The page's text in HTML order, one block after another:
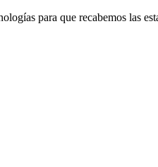
para que recabemos las